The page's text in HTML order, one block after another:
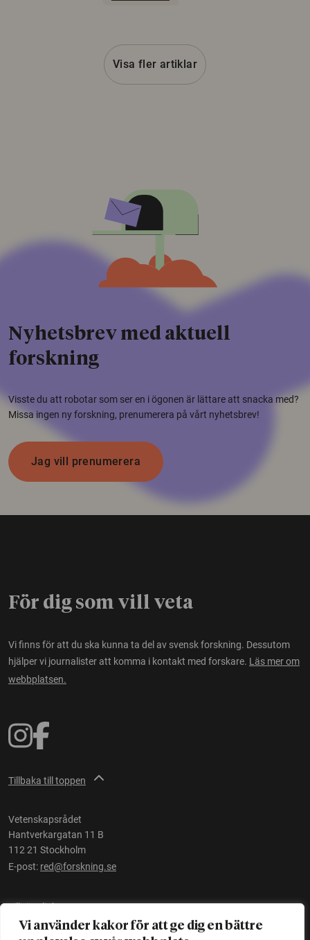
Vi använder kakor för att ge dig en bättre
Visa fler artiklar
Nyhetsbrev med aktuell
forskning
Visste du att robotar som ser en i ögonen är lättare att snacka med?
Missa ingen ny forskning, prenumerera på vårt nyhetsbrev!
Jag vill prenumerera
För dig som vill veta
Vi finns för att du ska kunna ta del av svensk forskning. Dessutom
hjälper vi journalister att komma i kontakt med forskare. Läs mer om
webbplatsen.
Tillbaka till toppen
Vetenskapsrådet
Hantverkargatan 11 B
112 21 Stockholm
E-post: red@forskning.se
Tillgänglighet